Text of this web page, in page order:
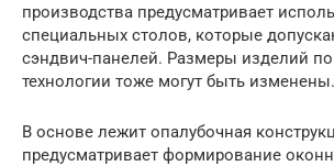
производства предусматривает
специальных столов, которые
сэндвич-панелей. Размеры изделий по
технологии тоже могут быть изменены.
В основе лежит опалубочная
предусматривает формирование